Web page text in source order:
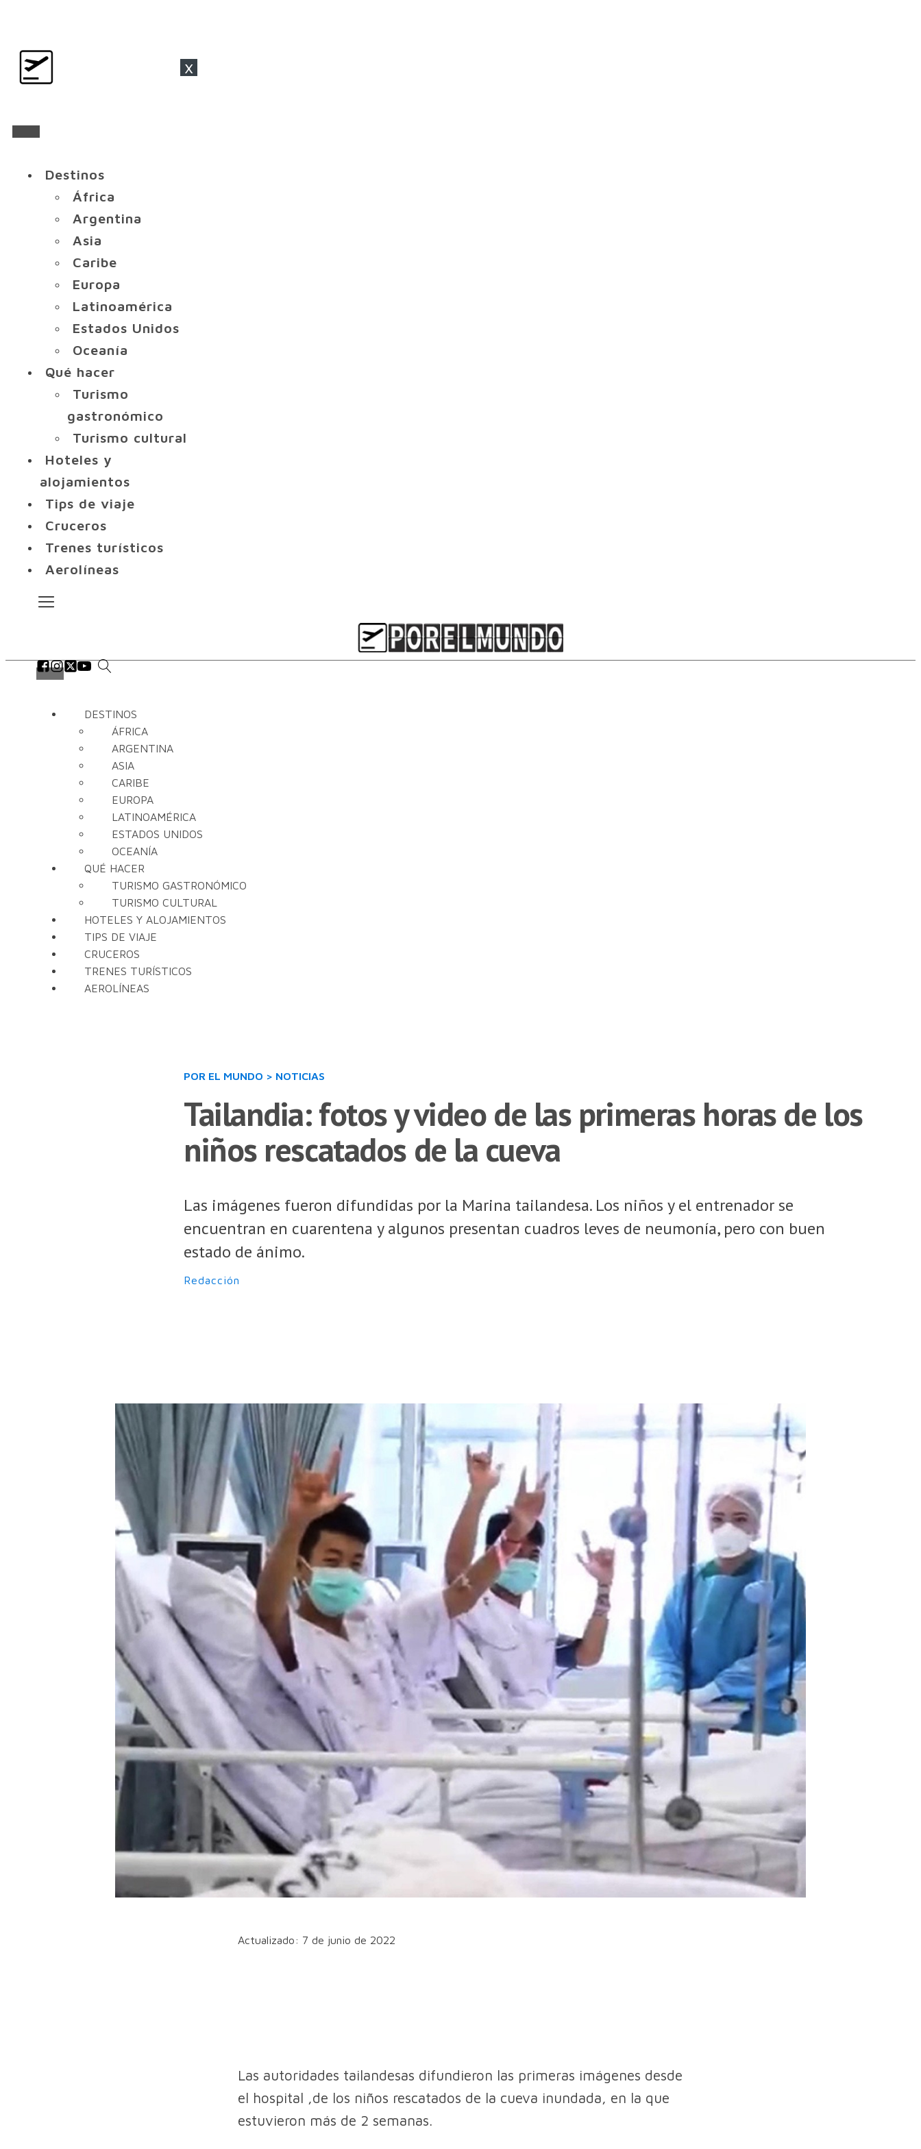
x
Destinos
África
Argentina
Asia
Caribe
Europa
Latinoamérica
Estados Unidos
Oceanía
Qué hacer
Turismo
gastronómico
Turismo cultural
Hoteles y
alojamientos
Tips de viaje
Cruceros
Trenes turísticos
Aerolíneas
DESTINOS
ÁFRICA
ARGENTINA
ASIA
CARIBE
EUROPA
LATINOAMÉRICA
ESTADOS UNIDOS
OCEANÍA
QUÉ HACER
TURISMO GASTRONÓMICO
TURISMO CULTURAL
HOTELES Y ALOJAMIENTOS
TIPS DE VIAJE
CRUCEROS
TRENES TURÍSTICOS
AEROLÍNEAS
POR EL MUNDO > NOTICIAS
Tailandia: fotos y video de las primeras horas de los
niños rescatados de la cueva
Las imágenes fueron difundidas por la Marina tailandesa. Los niños y el entrenador se
encuentran en cuarentena y algunos presentan cuadros leves de neumonía, pero con buen
estado de ánimo.
Redacción
Actualizado: 7 de junio de 2022
Las autoridades tailandesas difundieron las primeras imágenes desde
el hospital ,de los niños rescatados de la cueva inundada, en la que
estuvieron más de 2 semanas.